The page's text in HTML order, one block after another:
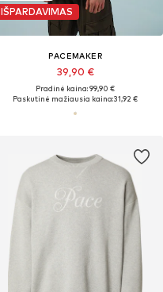
IŠPARDAVIMAS
PACEMAKER
39,90 €
Pradinė kaina: 99,90 €
Paskutinė mažiausia kaina:31,92 €